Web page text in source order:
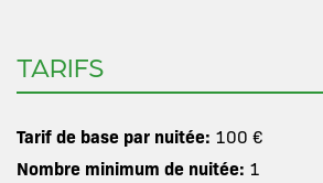
TARIFS
Tarif de base par nuitée: 100 €
Nombre minimum de nuitée: 1